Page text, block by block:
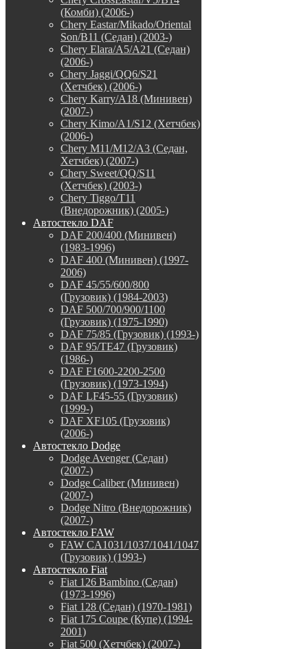
(Комби) (2006-)
Chery Eastar/Mikado/Oriental
Son/B11 (Седан) (2003-)
Chery Elara/A5/A21 (Седан)
(2006-)
Chery Jaggi/QQ6/S21
(Хетчбек) (2006-)
Chery Karry/A18 (Минивен)
(2007-)
Chery Kimo/A1/S12 (Хетчбек)
(2006-)
Chery M11/M12/A3 (Седан,
Хетчбек) (2007-)
Chery Sweet/QQ/S11
(Хетчбек) (2003-)
Chery Tiggo/T11
(Внедорожник) (2005-)
Автостекло DAF
DAF 200/400 (Минивен)
(1983-1996)
DAF 400 (Минивен) (1997-
2006)
DAF 45/55/600/800
(Грузовик) (1984-2003)
DAF 500/700/900/1100
(Грузовик) (1975-1990)
DAF 75/85 (Грузовик) (1993-)
DAF 95/TE47 (Грузовик)
(1986-)
DAF F1600-2200-2500
(Грузовик) (1973-1994)
DAF LF45-55 (Грузовик)
(1999-)
DAF XF105 (Грузовик)
(2006-)
Автостекло Dodge
Dodge Avenger (Седан)
(2007-)
Dodge Caliber (Минивен)
(2007-)
Dodge Nitro (Внедорожник)
(2007-)
Автостекло FAW
FAW CA1031/1037/1041/1047
(Грузовик) (1993-)
Автостекло Fiat
Fiat 126 Bambino (Седан)
(1973-1996)
Fiat 128 (Седан) (1970-1981)
Fiat 175 Coupe (Купе) (1994-
2001)
Fiat 500 (Хетчбек) (2007-)